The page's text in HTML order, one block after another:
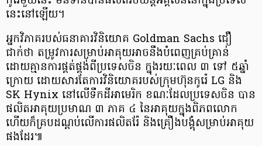
នេះនៅ​ឡើយ។
អ្នកវិភាគរបស់ធនាគារវិនិយោគ Goldman Sachs ជឿ
ជាក់ថា តម្រូវការសម្រាប់អាគុយអាចនឹងបំពេញគ្រប់គ្រាន់
ដោយគ្មានការផ្គត់ផ្គង់ពីប្រទេសចិន ក្នុងរយៈពេល ៣ ទៅ ៥ឆ្នាំ
ក្រោយ ដោយសារតែការវិនិយោគរបស់ក្រុមហ៊ុនកូរ៉េ LG និង
SK Hynix នៅលើទឹកដីអាមេរិក ខណៈដែលប្រទេសចិន បាន
ផលិតអាគុយប្រមាណ ៣ ភាគ ៤ នៃអាគុយក្នុងពិភពលោក
ហើយក៏គ្របដណ្តប់លើការផលិតរ៉ែ និងគ្រឿងបង្គុំសម្រាប់អាគុយ
ផងដែរ៕